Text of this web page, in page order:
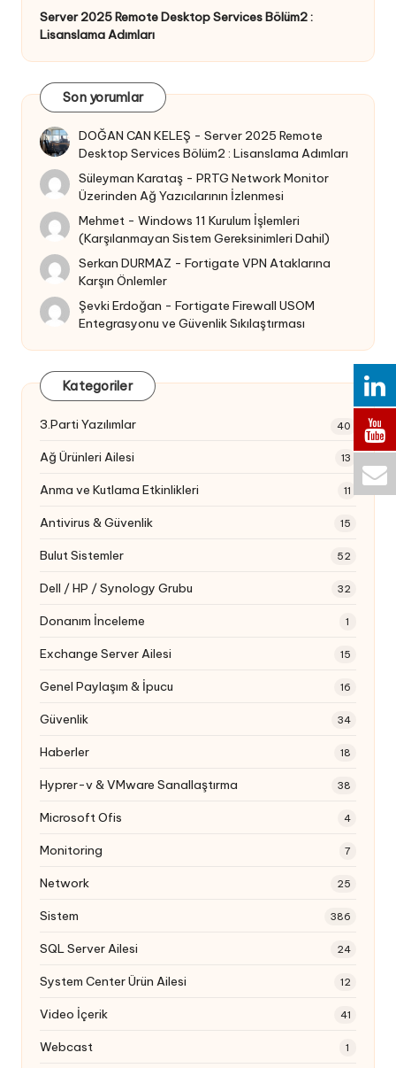
Server 2025 Remote Desktop Services Bölüm2 :
Lisanslama Adımları
Son yorumlar
DOĞAN CAN KELEŞ -Server 2025 Remote
Desktop Services Bölüm2 : Lisanslama Adımları
Süleyman Karataş -PRTG Network Monitor
Üzerinden Ağ Yazıcılarının İzlenmesi
Mehmet -Windows 11 Kurulum İşlemleri
(Karşılanmayan Sistem Gereksinimleri Dahil)
Serkan DURMAZ -Fortigate VPN Ataklarına
Karşın Önlemler
Şevki Erdoğan -Fortigate Firewall USOM
Entegrasyonu ve Güvenlik Sıkılaştırması
Kategoriler
3.Parti Yazılımlar 40
Ağ Ürünleri Ailesi 13
Anma ve Kutlama Etkinlikleri 11
Antivirus & Güvenlik 15
Bulut Sistemler 52
Dell / HP / Synology Grubu 32
Donanım İnceleme 1
Exchange Server Ailesi 15
Genel Paylaşım & İpucu 16
Güvenlik 34
Haberler 18
Hyprer-v & VMware Sanallaştırma 38
Microsoft Ofis 4
Monitoring 7
Network 25
Sistem 386
SQL Server Ailesi 24
System Center Ürün Ailesi 12
Video İçerik 41
Webcast 1